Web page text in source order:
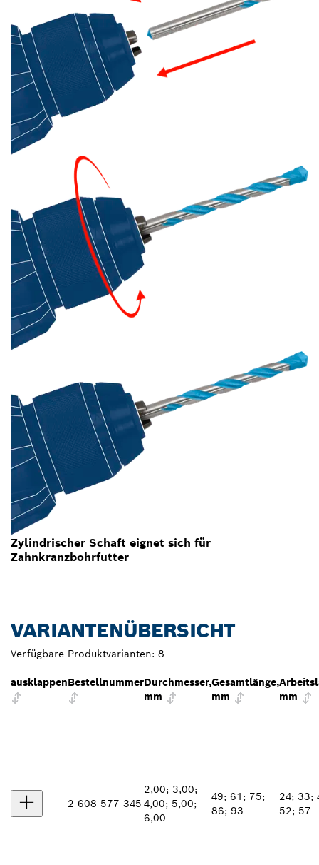
Zylindrischer Schaft eignet sich für
Zahnkranzbohrfutter
VARIANTENÜBERSICHT
Verfügbare Produktvarianten: 8
ausklappenBestellnummerDurchmesser,
mm
Gesamtlänge,
mm
mm
2 608 577 345
2,00; 3,00;
4,00; 5,00;
6,00
49; 61; 75;
86; 93
24; 33;
52; 57